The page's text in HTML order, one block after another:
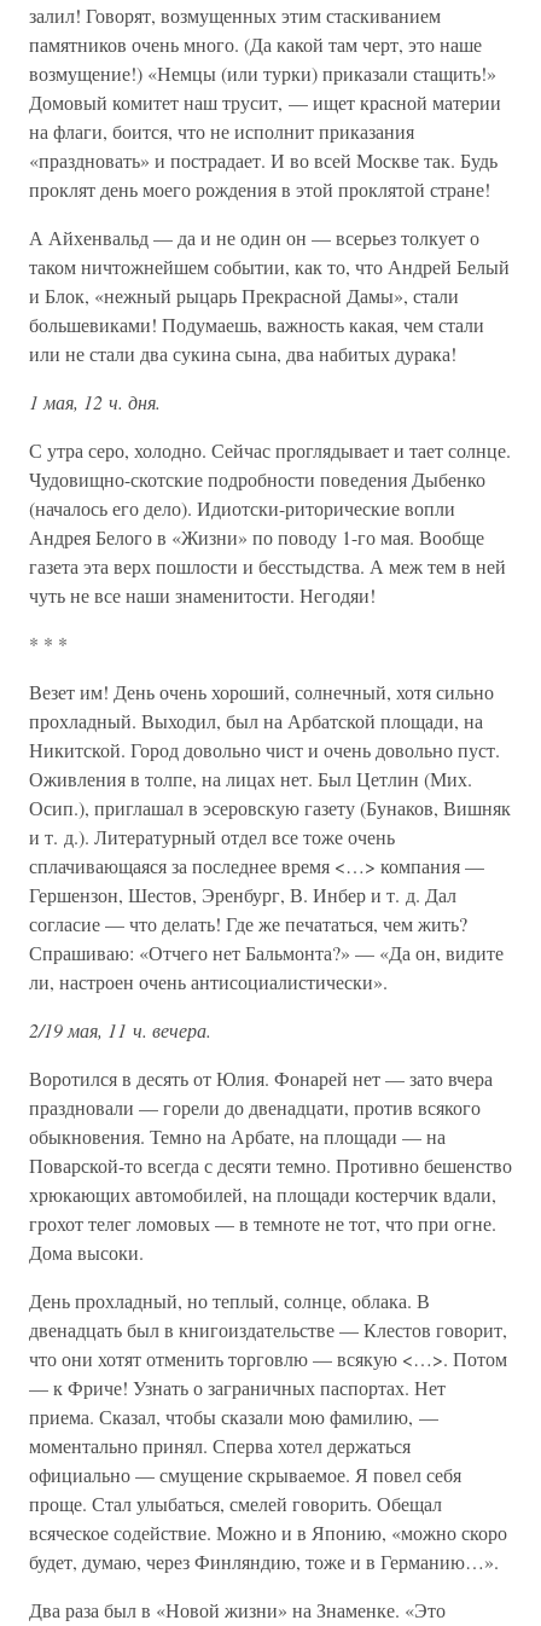
залил! Говорят, возмущенных этим стаскиванием
памятников очень много. (Да какой там черт, это наше
возмущение!) «Немцы (или турки) приказали стащить!»
Домовый комитет наш трусит, — ищет красной материи
на флаги, боится, что не исполнит приказания
«праздновать» и пострадает. И во всей Москве так. Будь
проклят день моего рождения в этой проклятой стране!
А Айхенвальд — да и не один он — всерьез толкует о
таком ничтожнейшем событии, как то, что Андрей Белый
и Блок, «нежный рыцарь Прекрасной Дамы», стали
большевиками! Подумаешь, важность какая, чем стали
или не стали два сукина сына, два набитых дурака!
1 мая, 12 ч. дня.
С утра серо, холодно. Сейчас проглядывает и тает солнце.
Чудовищно-скотские подробности поведения Дыбенко
(началось его дело). Идиотски-риторические вопли
Андрея Белого в «Жизни» по поводу 1-го мая. Вообще
газета эта верх пошлости и бесстыдства. А меж тем в ней
чуть не все наши знаменитости. Негодяи!
* * *
Везет им! День очень хороший, солнечный, хотя сильно
прохладный. Выходил, был на Арбатской площади, на
Никитской. Город довольно чист и очень довольно пуст.
Оживления в толпе, на лицах нет. Был Цетлин (Мих.
Осип.), приглашал в эсеровскую газету (Бунаков, Вишняк
и т. д.). Литературный отдел все тоже очень
сплачивающаяся за последнее время <…> компания —
Гершензон, Шестов, Эренбург, В. Инбер и т. д. Дал
согласие — что делать! Где же печататься, чем жить?
Спрашиваю: «Отчего нет Бальмонта?» — «Да он, видите
ли, настроен очень антисоциалистически».
2/19 мая, 11 ч. вечера.
Воротился в десять от Юлия. Фонарей нет — зато вчера
праздновали — горели до двенадцати, против всякого
обыкновения. Темно на Арбате, на площади — на
Поварской-то всегда с десяти темно. Противно бешенство
хрюкающих автомобилей, на площади костерчик вдали,
грохот телег ломовых — в темноте не тот, что при огне.
Дома высоки.
День прохладный, но теплый, солнце, облака. В
двенадцать был в книгоиздательстве — Клестов говорит,
что они хотят отменить торговлю — всякую <…>. Потом
— к Фриче! Узнать о заграничных паспортах. Нет
приема. Сказал, чтобы сказали мою фамилию, —
моментально принял. Сперва хотел держаться
официально — смущение скрываемое. Я повел себя
проще. Стал улыбаться, смелей говорить. Обещал
всяческое содействие. Можно и в Японию, «можно скоро
будет, думаю, через Финляндию, тоже и в Германию…».
Два раза был в «Новой жизни» на Знаменке. «Это